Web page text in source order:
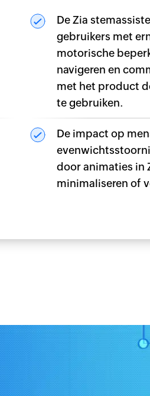
De Zia
gebruikers met
motorische
navigeren en
met het product
te gebruiken.
De impact op
door animaties in
minimaliseren of